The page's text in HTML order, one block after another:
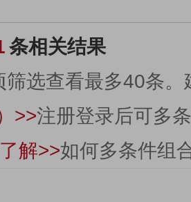
条相关结果
筛选查看最多40条。
>>注册登录后可多
解>>如何多条件组